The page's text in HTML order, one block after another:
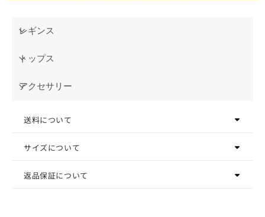
レギンス
トップス
アクセサリー
送料について
サイズについて
返品保証について